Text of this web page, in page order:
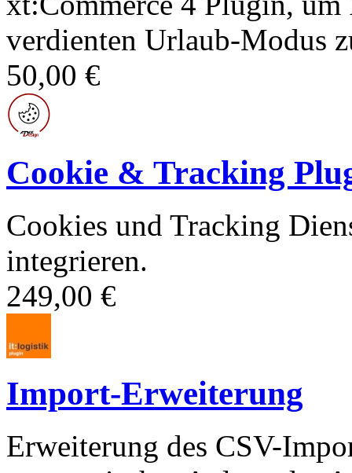
verdienten Urlaub-Modus
50,00 €
Cookie & Tracking
Cookies und Tracking
integrieren.
249,00 €
Import-Erweiterung
Erweiterung des CSV-